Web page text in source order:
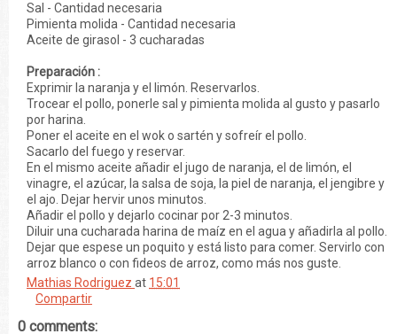
Sal - Cantidad necesaria
Pimienta molida - Cantidad necesaria
Aceite de girasol - 3 cucharadas
Preparación :
Exprimir la naranja y el limón. Reservarlos.
Trocear el pollo, ponerle sal y pimienta molida al gusto y pasarlo
por harina.
Poner el aceite en el wok o sartén y sofreír el pollo.
Sacarlo del fuego y reservar.
En el mismo aceite añadir el jugo de naranja, el de limón, el
vinagre, el azúcar, la salsa de soja, la piel de naranja, el jengibre y
el ajo. Dejar hervir unos minutos.
Añadir el pollo y dejarlo cocinar por 2-3 minutos.
Diluir una cucharada harina de maíz en el agua y añadirla al pollo.
Dejar que espese un poquito y está listo para comer. Servirlo con
arroz blanco o con fideos de arroz, como más nos guste.
Mathias Rodriguez at 15:01
Compartir
0 comments: